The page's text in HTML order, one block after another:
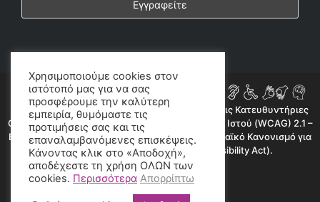
Η ιστοσελίδα μας συμμορφώνεται εν μέρει με τις Κατευθυντήριες
Οδηγίες για την Προσβασιμότητα Περιεχομένου Ιστού (WCAG) 2.1 –
Επίπεδο AA, όπως προβλέπεται από τον Ευρωπαϊκό Κανονισμό για
την Προσβασιμότητα (European Accessibility Act).
Χρησιμοποιούμε cookies στον
ιστότοπό μας για να σας
προσφέρουμε την καλύτερη
εμπειρία, θυμόμαστε τις
προτιμήσεις σας και τις
επαναλαμβανόμενες επισκέψεις.
Κάνοντας κλικ στο «Αποδοχή»,
αποδέχεστε τη χρήση ΟΛΩΝ των
cookies. Περισσότερα Απορρίπτω
©2020 radioproto.gr